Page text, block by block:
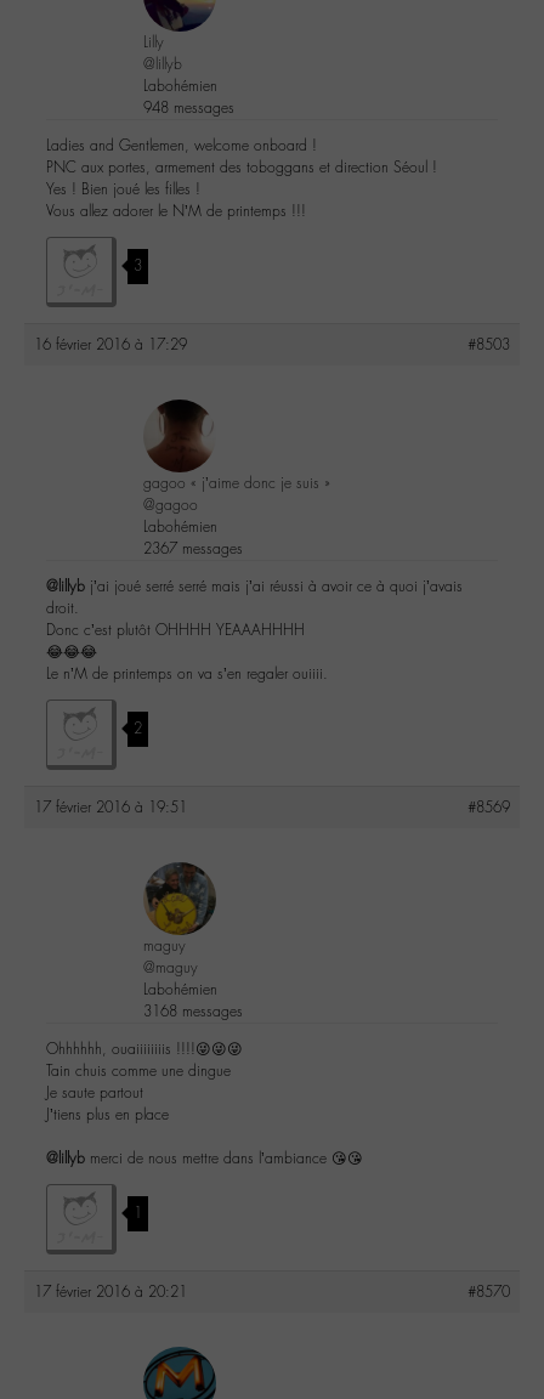
Lilly
@lillyb
Labohémien
948 messages
Ladies and Gentlemen, welcome onboard !
PNC aux portes, armement des toboggans et direction Séoul !
Yes ! Bien joué les filles !
Vous allez adorer le N’M de printemps !!!
3
16 février 2016 à 17:29 #8503
gagoo « j’aime donc je suis »
@gagoo
Labohémien
2367 messages
@lillyb j’ai joué serré serré mais j’ai réussi à avoir ce à quoi j’avais
droit.
Donc c’est plutôt OHHHH YEAAAHHHH
😂😂😂
Le n’M de printemps on va s’en regaler ouiiii.
2
17 février 2016 à 19:51 #8569
maguy
@maguy
Labohémien
3168 messages
Ohhhhhh, ouaiiiiiiiis !!!!😜😜😜
Tain chuis comme une dingue
Je saute partout
J’tiens plus en place
@lillyb merci de nous mettre dans l’ambiance 😘😘
1
17 février 2016 à 20:21 #8570